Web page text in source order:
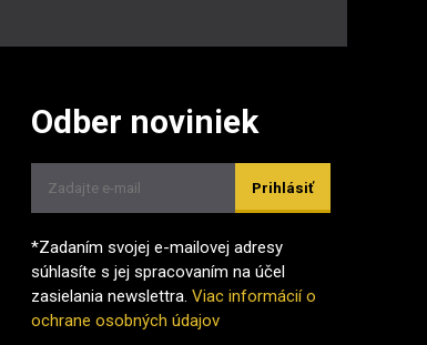
Odber noviniek
Prihlásiť
*Zadaním svojej e-mailovej adresy
súhlasíte s jej spracovaním na účel
zasielania newslettra. Viac informácií o
ochrane osobných údajov